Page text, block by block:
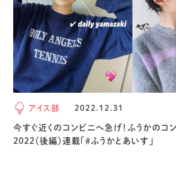
アイス部 2022.12.31
今すぐ近くのコンビニへ急げ！ふうかのコ
2022（後編）連載「＃ふうかとあいす」